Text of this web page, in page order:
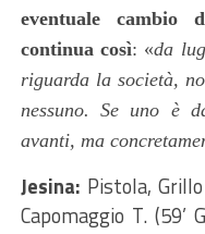
eventuale cambio
continua così: «da
riguarda la società,
nessuno. Se uno è
avanti, ma
Jesina: Pistola,
Capomaggio T. (59’